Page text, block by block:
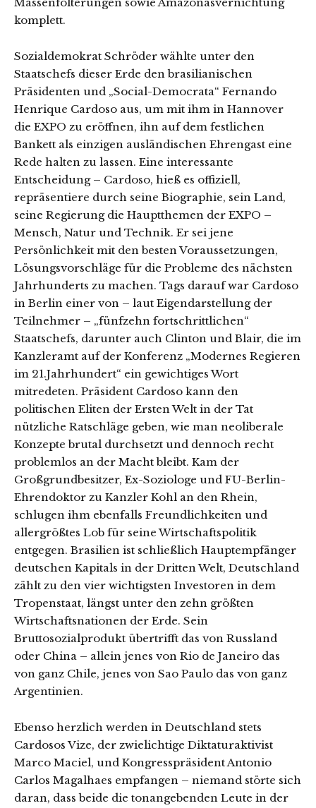
komplett.
Sozialdemokrat Schröder wählte unter den
Staatschefs dieser Erde den brasilianischen
Präsidenten und „Social-Democrata“ Fernando
Henrique Cardoso aus, um mit ihm in Hannover
die EXPO zu eröffnen, ihn auf dem festlichen
Bankett als einzigen ausländischen Ehrengast eine
Rede halten zu lassen. Eine interessante
Entscheidung – Cardoso, hieß es offiziell,
repräsentiere durch seine Biographie, sein Land,
seine Regierung die Hauptthemen der EXPO –
Mensch, Natur und Technik. Er sei jene
Persönlichkeit mit den besten Voraussetzungen,
Lösungsvorschläge für die Probleme des nächsten
Jahrhunderts zu machen. Tags darauf war Cardoso
in Berlin einer von – laut Eigendarstellung der
Teilnehmer – „fünfzehn fortschrittlichen“
Staatschefs, darunter auch Clinton und Blair, die im
Kanzleramt auf der Konferenz „Modernes Regieren
im 21.Jahrhundert“ ein gewichtiges Wort
mitredeten. Präsident Cardoso kann den
politischen Eliten der Ersten Welt in der Tat
nützliche Ratschläge geben, wie man neoliberale
Konzepte brutal durchsetzt und dennoch recht
problemlos an der Macht bleibt. Kam der
Großgrundbesitzer, Ex-Soziologe und FU-Berlin-
Ehrendoktor zu Kanzler Kohl an den Rhein,
schlugen ihm ebenfalls Freundlichkeiten und
allergrößtes Lob für seine Wirtschaftspolitik
entgegen. Brasilien ist schließlich Hauptempfänger
deutschen Kapitals in der Dritten Welt, Deutschland
zählt zu den vier wichtigsten Investoren in dem
Tropenstaat, längst unter den zehn größten
Wirtschaftsnationen der Erde. Sein
Bruttosozialprodukt übertrifft das von Russland
oder China – allein jenes von Rio de Janeiro das
von ganz Chile, jenes von Sao Paulo das von ganz
Argentinien.
Ebenso herzlich werden in Deutschland stets
Cardosos Vize, der zwielichtige Diktaturaktivist
Marco Maciel, und Kongresspräsident Antonio
Carlos Magalhaes empfangen – niemand störte sich
daran, dass beide die tonangebenden Leute in der